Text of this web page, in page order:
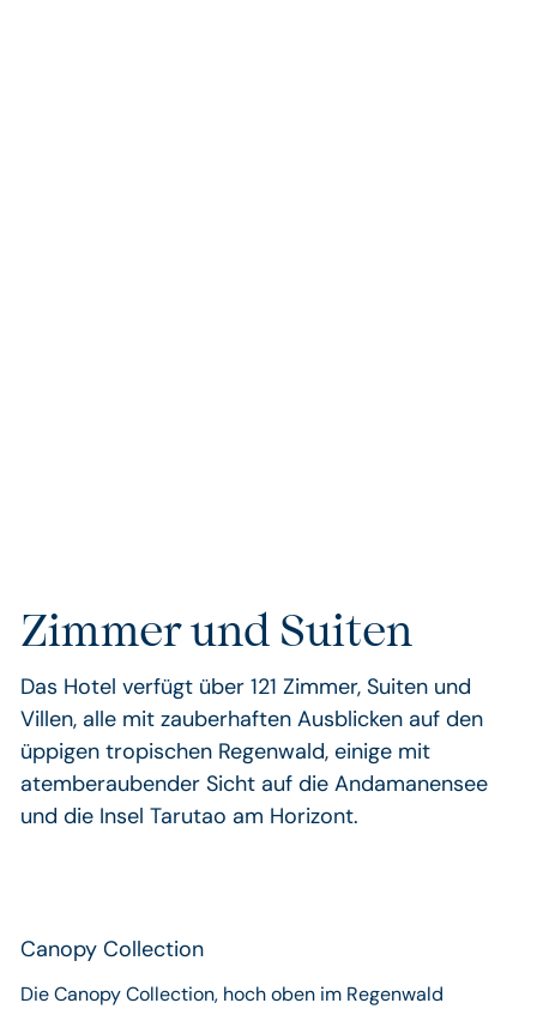
Zimmer und Suiten
Das Hotel verfügt über 121 Zimmer, Suiten und
Villen, alle mit zauberhaften Ausblicken auf den
üppigen tropischen Regenwald, einige mit
atemberaubender Sicht auf die Andamanensee
und die Insel Tarutao am Horizont.
Canopy Collection
Die Canopy Collection, hoch oben im Regenwald